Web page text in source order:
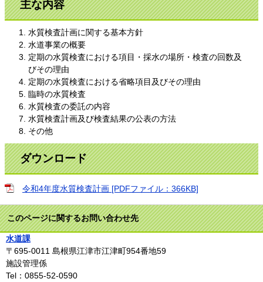
主な内容
水質検査計画に関する基本方針
水道事業の概要
定期の水質検査における項目・採水の場所・検査の回数及
びその理由
定期の水質検査における省略項目及びその理由
臨時の水質検査
水質検査の委託の内容
水質検査計画及び検査結果の公表の方法
その他
ダウンロード
令和4年度水質検査計画 [PDFファイル：366KB]
このページに関するお問い合わせ先
水道課
〒695-0011 島根県江津市江津町954番地59
施設管理係
Tel：0855-52-0590